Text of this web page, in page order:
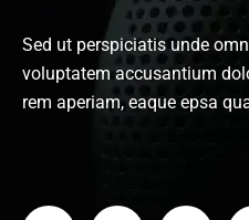
Sed ut perspiciatis unde
voluptatem accusantium
rem aperiam, eaque epsa